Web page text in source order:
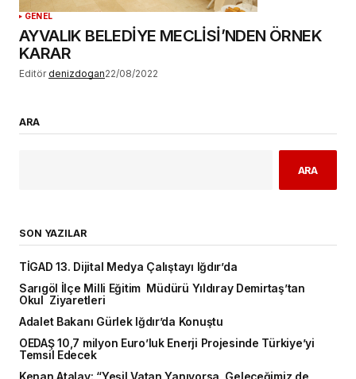
GENEL
AYVALIK BELEDİYE MECLİSİ’NDEN ÖRNEK
KARAR
Editör denizdogan22/08/2022
ARA
ARA
SON YAZILAR
TİGAD 13. Dijital Medya Çalıştayı Iğdır’da
Sarıgöl İlçe Milli Eğitim Müdürü Yıldıray Demirtaş’tan
Okul Ziyaretleri
Adalet Bakanı Gürlek Iğdır’da Konuştu
OEDAŞ 10,7 milyon Euro’luk Enerji Projesinde Türkiye’yi
Temsil Edecek